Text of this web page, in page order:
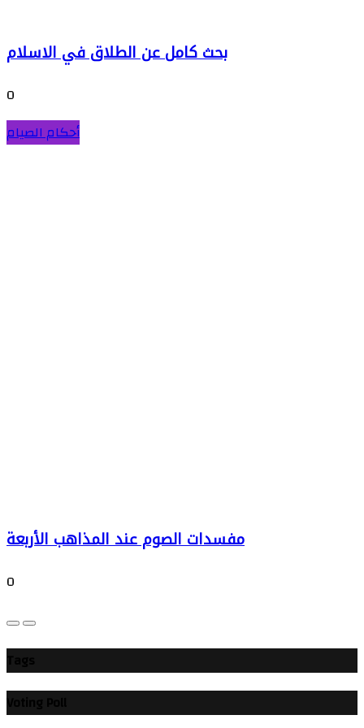
بحث كامل عن الطلاق في الاسلام
0
أحكام الصيام
مفسدات الصوم عند المذاهب الأربعة
0